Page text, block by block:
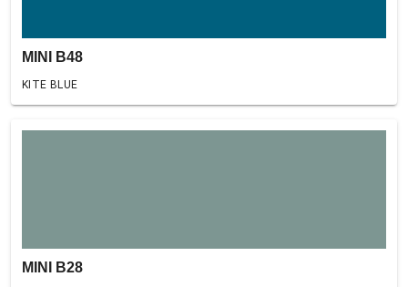
MINI B48
KITE BLUE
MINI B28